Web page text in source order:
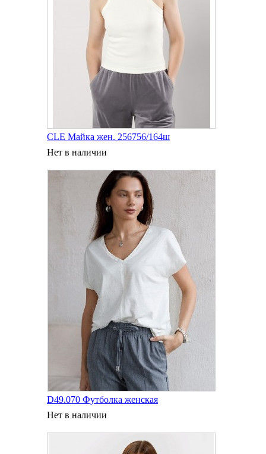
CLE Майка жен. 256756/164ш
Нет в наличии
D49.070 Футболка женская
Нет в наличии